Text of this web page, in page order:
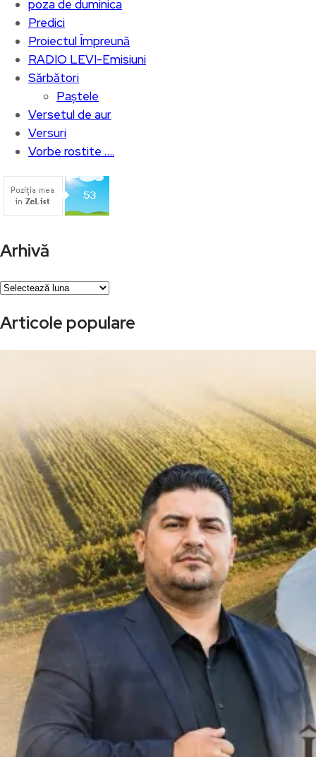
poza de duminica
Predici
Proiectul Împreună
RADIO LEVI-Emisiuni
Sărbători
Paștele
Versetul de aur
Versuri
Vorbe rostite ….
Arhivă
Arhivă
Articole populare